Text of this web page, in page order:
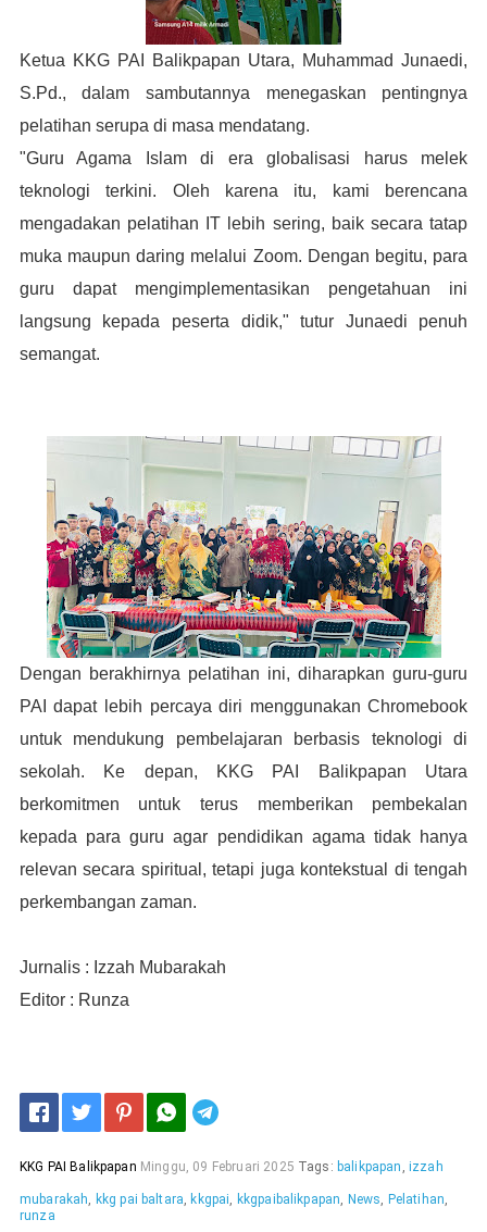
Ketua KKG PAI Balikpapan Utara, Muhammad Junaedi,
S.Pd., dalam sambutannya menegaskan pentingnya
pelatihan serupa di masa mendatang.
"Guru Agama Islam di era globalisasi harus melek
teknologi terkini. Oleh karena itu, kami berencana
mengadakan pelatihan IT lebih sering, baik secara tatap
muka maupun daring melalui Zoom. Dengan begitu, para
guru dapat mengimplementasikan pengetahuan ini
langsung kepada peserta didik," tutur Junaedi penuh
semangat.
Dengan berakhirnya pelatihan ini, diharapkan guru-guru
PAI dapat lebih percaya diri menggunakan Chromebook
untuk mendukung pembelajaran berbasis teknologi di
sekolah. Ke depan, KKG PAI Balikpapan Utara
berkomitmen untuk terus memberikan pembekalan
kepada para guru agar pendidikan agama tidak hanya
relevan secara spiritual, tetapi juga kontekstual di tengah
perkembangan zaman.
Jurnalis : Izzah Mubarakah
Editor : Runza
KKG PAI Balikpapan Minggu, 09 Februari 2025 Tags: balikpapan , izzah
mubarakah, kkg pai baltara, kkgpai, kkgpaibalikpapan, News, Pelatihan,
runza